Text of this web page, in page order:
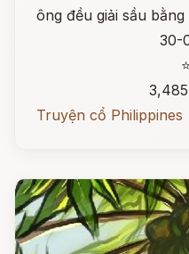
ông đều giải sầu
30-
Truyện cổ Philippines